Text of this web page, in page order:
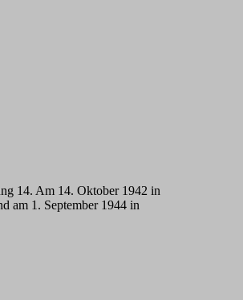
14. Am 14. Oktober 1942 in
am 1. September 1944 in